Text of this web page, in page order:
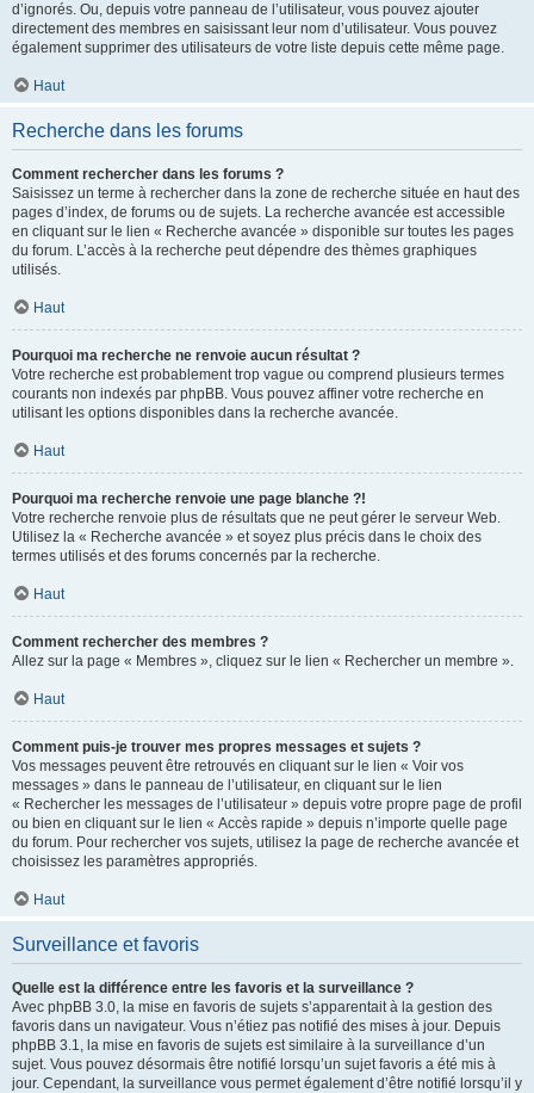
d’ignorés. Ou, depuis votre panneau de l’utilisateur, vous pouvez ajouter
directement des membres en saisissant leur nom d’utilisateur. Vous pouvez
également supprimer des utilisateurs de votre liste depuis cette même page.
Haut
Recherche dans les forums
Comment rechercher dans les forums ?
Saisissez un terme à rechercher dans la zone de recherche située en haut des
pages d’index, de forums ou de sujets. La recherche avancée est accessible
en cliquant sur le lien « Recherche avancée » disponible sur toutes les pages
du forum. L’accès à la recherche peut dépendre des thèmes graphiques
utilisés.
Haut
Pourquoi ma recherche ne renvoie aucun résultat ?
Votre recherche est probablement trop vague ou comprend plusieurs termes
courants non indexés par phpBB. Vous pouvez affiner votre recherche en
utilisant les options disponibles dans la recherche avancée.
Haut
Pourquoi ma recherche renvoie une page blanche ?!
Votre recherche renvoie plus de résultats que ne peut gérer le serveur Web.
Utilisez la « Recherche avancée » et soyez plus précis dans le choix des
termes utilisés et des forums concernés par la recherche.
Haut
Comment rechercher des membres ?
Allez sur la page « Membres », cliquez sur le lien « Rechercher un membre ».
Haut
Comment puis-je trouver mes propres messages et sujets ?
Vos messages peuvent être retrouvés en cliquant sur le lien « Voir vos
messages » dans le panneau de l’utilisateur, en cliquant sur le lien
« Rechercher les messages de l’utilisateur » depuis votre propre page de profil
ou bien en cliquant sur le lien « Accès rapide » depuis n’importe quelle page
du forum. Pour rechercher vos sujets, utilisez la page de recherche avancée et
choisissez les paramètres appropriés.
Haut
Surveillance et favoris
Quelle est la différence entre les favoris et la surveillance ?
Avec phpBB 3.0, la mise en favoris de sujets s’apparentait à la gestion des
favoris dans un navigateur. Vous n’étiez pas notifié des mises à jour. Depuis
phpBB 3.1, la mise en favoris de sujets est similaire à la surveillance d’un
sujet. Vous pouvez désormais être notifié lorsqu’un sujet favoris a été mis à
jour. Cependant, la surveillance vous permet également d’être notifié lorsqu’il y